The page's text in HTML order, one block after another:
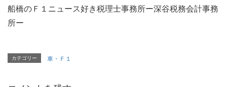
船橋のＦ１ニュース好き税理士事務所ー深谷税務会計事務
所ー
カテゴリー 車・Ｆ１